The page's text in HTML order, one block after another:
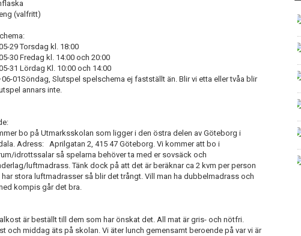
(valfritt)
29 Torsdag kl. 18:00
30 Fredag kl. 14:00 och 20:00
31 Lördag Kl. 10:00 och 14:00
01Söndag, Slutspel spelschema ej fastställt än. Blir vi etta eller tvåa blir
annars inte.
bo på Utmarksskolan som ligger i den östra delen av Göteborg i
Adress: Aprilgatan 2, 415 47 Göteborg. Vi kommer att bo i
idrottssalar så spelarna behöver ta med er sovsäck och
luftmadrass. Tänk dock på att det är beräknar ca 2 kvm per person
stora luftmadrasser så blir det trångt. Vill man ha dubbelmadrass och
kompis går det bra.
är beställt till dem som har önskat det. All mat är gris- och nötfri.
och middag äts på skolan. Vi äter lunch gemensamt beroende på var vi är